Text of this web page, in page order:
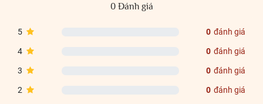
0 Đánh giá
5 0 đánh giá
4 0 đánh giá
3 0 đánh giá
2 0 đánh giá